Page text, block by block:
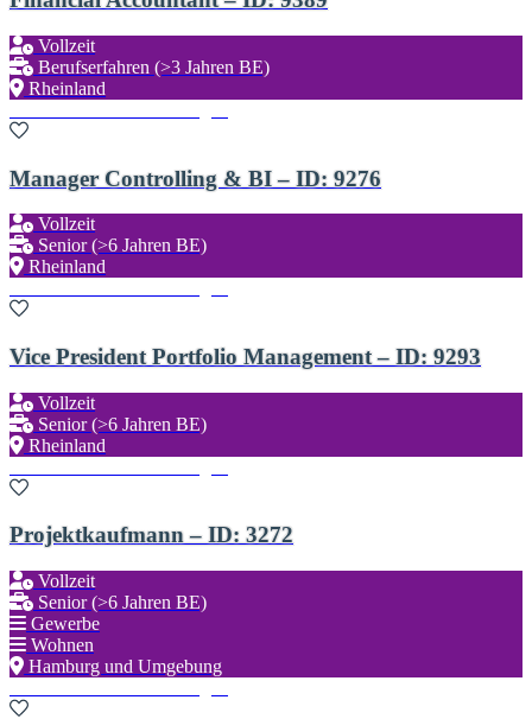
Vollzeit
Berufserfahren (>3 Jahren BE)
Rheinland
Manager Controlling & BI – ID: 9276
Vollzeit
Senior (>6 Jahren BE)
Rheinland
Vice President Portfolio Management – ID: 9293
Vollzeit
Senior (>6 Jahren BE)
Rheinland
Projektkaufmann – ID: 3272
Vollzeit
Senior (>6 Jahren BE)
Gewerbe
Wohnen
Hamburg und Umgebung